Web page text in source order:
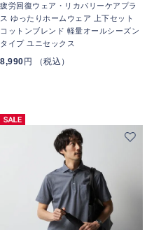
疲労回復ウェア・リカバリーケアプラ
ス ゆったりホームウェア 上下セット
コットンブレンド 軽量オールシーズン
タイプ ユニセックス
8,990円 （税込）